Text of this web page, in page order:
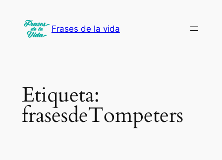
contenido
Frases de la vida
Etiqueta:
frasesdeTompeters